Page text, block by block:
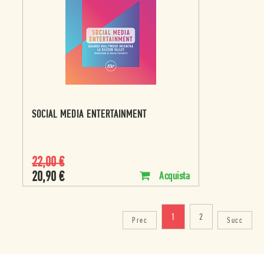
SOCIAL MEDIA ENTERTAINMENT
22,00€
20,90 € Acquista
Prec 1 2 Succ